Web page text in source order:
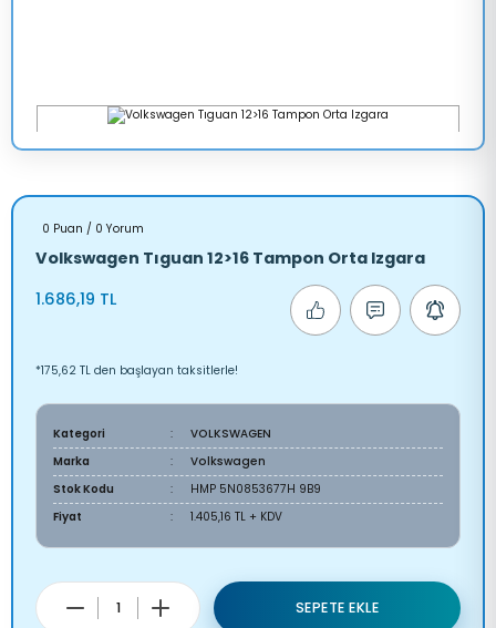
0 Puan / 0 Yorum
Volkswagen Tıguan 12>16 Tampon Orta Izgara
1.686,19 TL
*175,62 TL den başlayan taksitlerle!
Kategori
VOLKSWAGEN
Marka
Volkswagen
Stok Kodu
HMP 5N0853677H 9B9
Fiyat
1.405,16 TL + KDV
SEPETE EKLE